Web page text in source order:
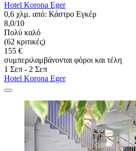
Hotel Korona Eger
0,6 χλμ. από: Κάστρο Εγκέρ
8,0/10
Πολύ καλό
(62 κριτικές)
155 €
συμπεριλαμβάνονται φόροι και τέλη
1 Σεπ - 2 Σεπ
Hotel Korona Eger